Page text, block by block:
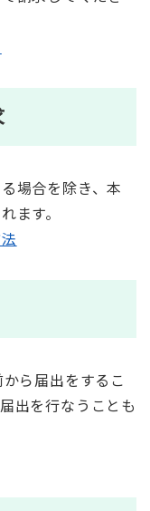
場合を除き、本
ます。
ら届出をするこ
出を行なうことも